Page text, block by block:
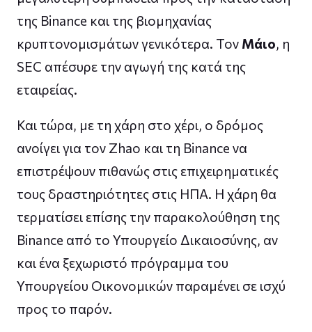
της Binance και της βιομηχανίας
κρυπτονομισμάτων γενικότερα. Τον Μάιο, η
SEC απέσυρε την αγωγή της κατά της
εταιρείας.
Και τώρα, με τη χάρη στο χέρι, ο δρόμος
ανοίγει για τον Zhao και τη Binance να
επιστρέψουν πιθανώς στις επιχειρηματικές
τους δραστηριότητες στις ΗΠΑ. Η χάρη θα
τερματίσει επίσης την παρακολούθηση της
Binance από το Υπουργείο Δικαιοσύνης, αν
και ένα ξεχωριστό πρόγραμμα του
Υπουργείου Οικονομικών παραμένει σε ισχύ
προς το παρόν.